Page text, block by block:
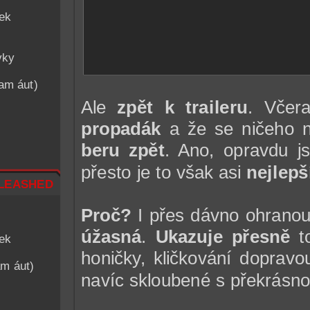
áut)
áut)
Ale zpět k traileru.
propadák a že se ničeho
beru zpět. Ano, opravdu
přesto je to však asi
Proč? I přes dávno
úžasná. Ukazuje přesně
honičky, kličkování
navíc skloubené s